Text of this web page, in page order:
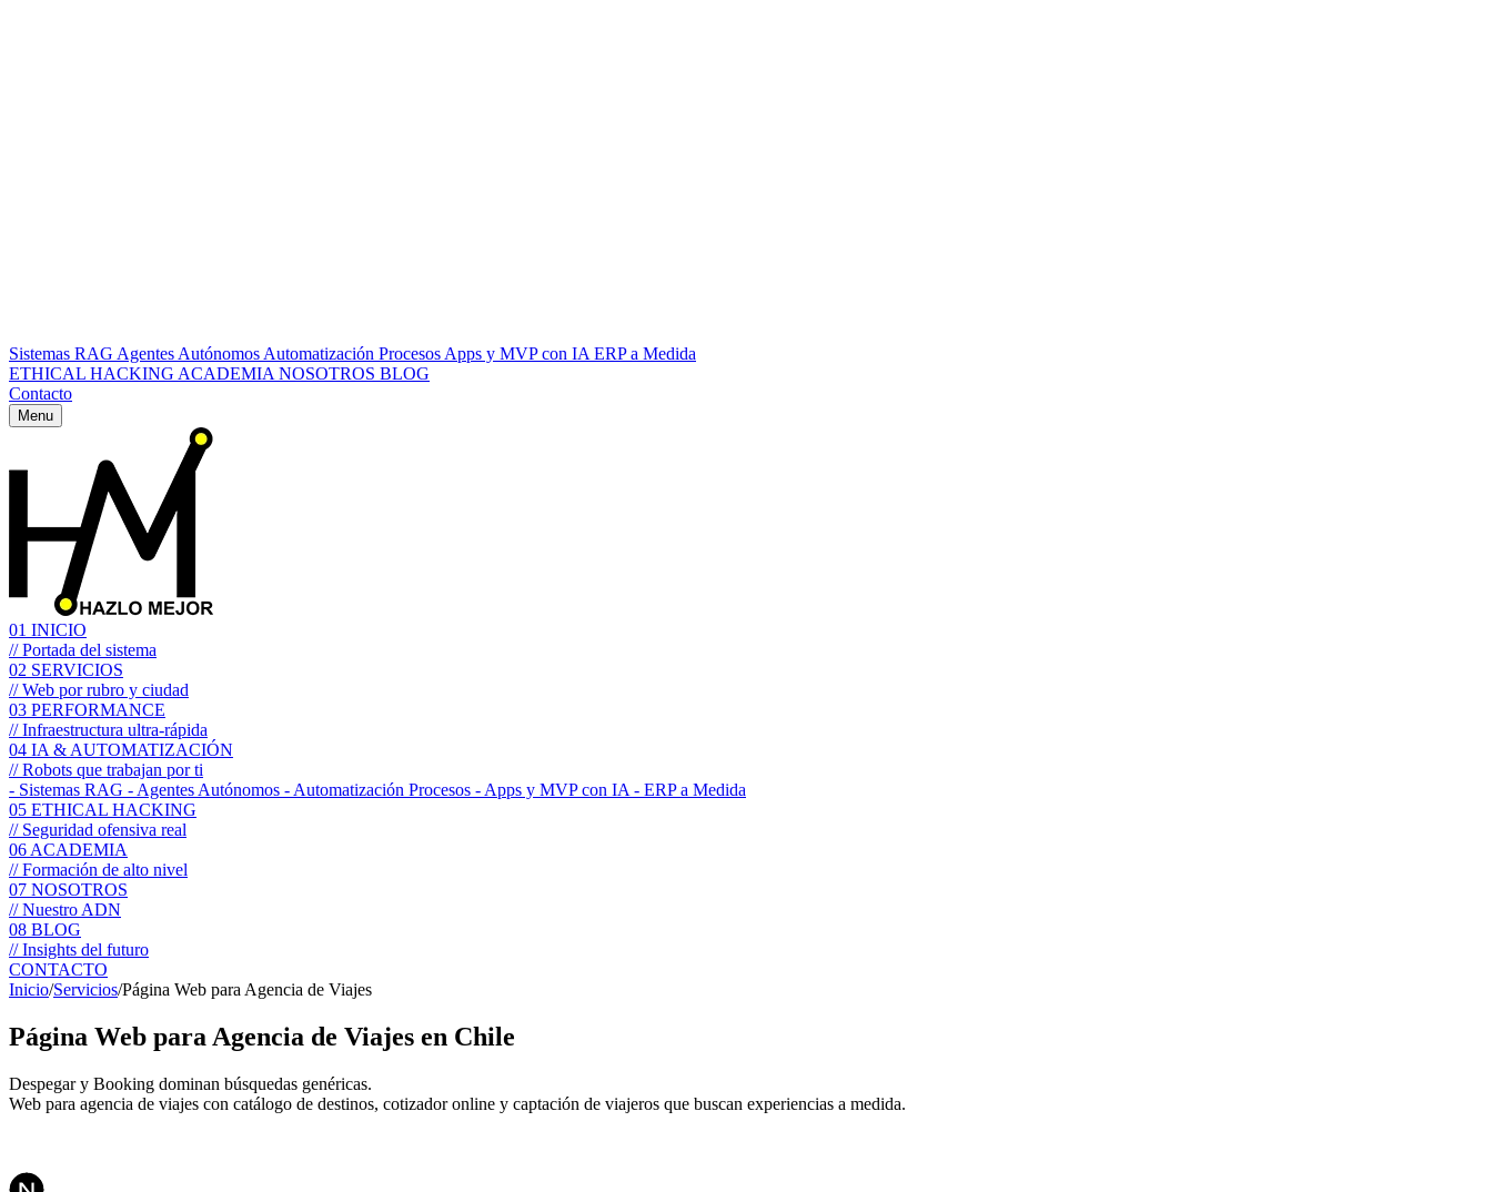
Sistemas RAG Agentes Autónomos Automatización Procesos Apps y MVP con IA ERP a Medida
ETHICAL HACKING ACADEMIA NOSOTROS BLOG
Contacto
Menu
01 INICIO
// Portada del sistema
02 SERVICIOS
// Web por rubro y ciudad
03 PERFORMANCE
// Infraestructura ultra-rápida
04 IA & AUTOMATIZACIÓN
// Robots que trabajan por ti
- Sistemas RAG - Agentes Autónomos - Automatización Procesos - Apps y MVP con IA - ERP a Medida
05 ETHICAL HACKING
// Seguridad ofensiva real
06 ACADEMIA
// Formación de alto nivel
07 NOSOTROS
// Nuestro ADN
08 BLOG
// Insights del futuro
CONTACTO
Inicio/Servicios/Página Web para Agencia de Viajes
Página Web para Agencia de Viajes en Chile
Despegar y Booking dominan búsquedas genéricas.
Web para agencia de viajes con catálogo de destinos, cotizador online y captación de viajeros que buscan experiencias a medida.